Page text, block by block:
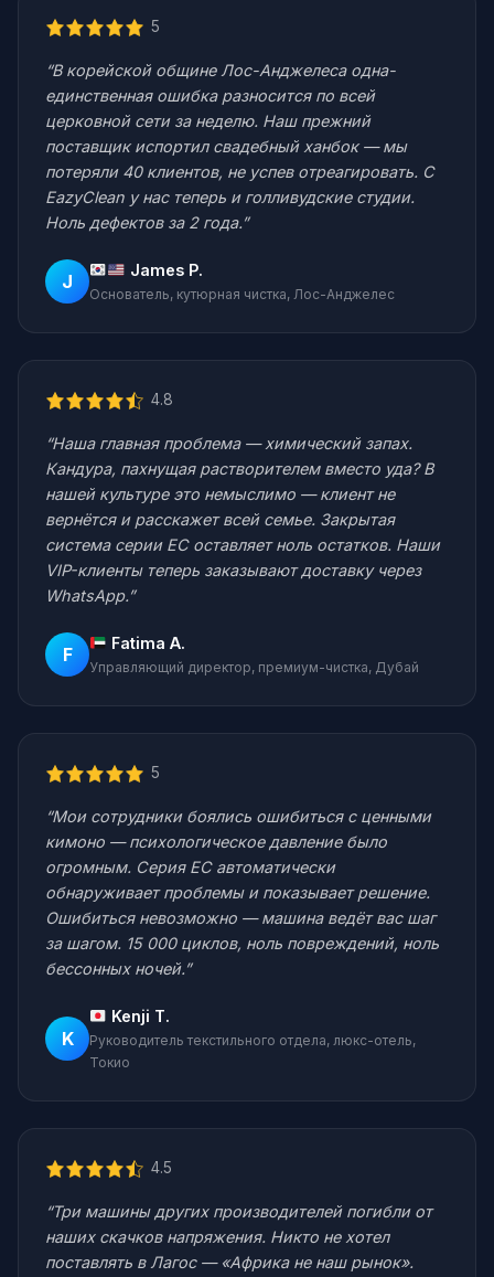
5
“В корейской общине Лос-Анджелеса одна-
единственная ошибка разносится по всей
церковной сети за неделю. Наш прежний
поставщик испортил свадебный ханбок — мы
потеряли 40 клиентов, не успев отреагировать. С
EazyClean у нас теперь и голливудские студии.
Ноль дефектов за 2 года.”
J James P.
Основатель, кутюрная чистка, Лос-Анджелес
4.8
“Наша главная проблема — химический запах.
Кандура, пахнущая растворителем вместо уда? В
нашей культуре это немыслимо — клиент не
вернётся и расскажет всей семье. Закрытая
система серии EC оставляет ноль остатков. Наши
VIP-клиенты теперь заказывают доставку через
WhatsApp.”
F Fatima A.
Управляющий директор, премиум-чистка, Дубай
5
“Мои сотрудники боялись ошибиться с ценными
кимоно — психологическое давление было
огромным. Серия EC автоматически
обнаруживает проблемы и показывает решение.
Ошибиться невозможно — машина ведёт вас шаг
за шагом. 15 000 циклов, ноль повреждений, ноль
бессонных ночей.”
K
Kenji T.
Руководитель текстильного отдела, люкс-отель,
Токио
4.5
“Три машины других производителей погибли от
наших скачков напряжения. Никто не хотел
поставлять в Лагос — «Африка не наш рынок».